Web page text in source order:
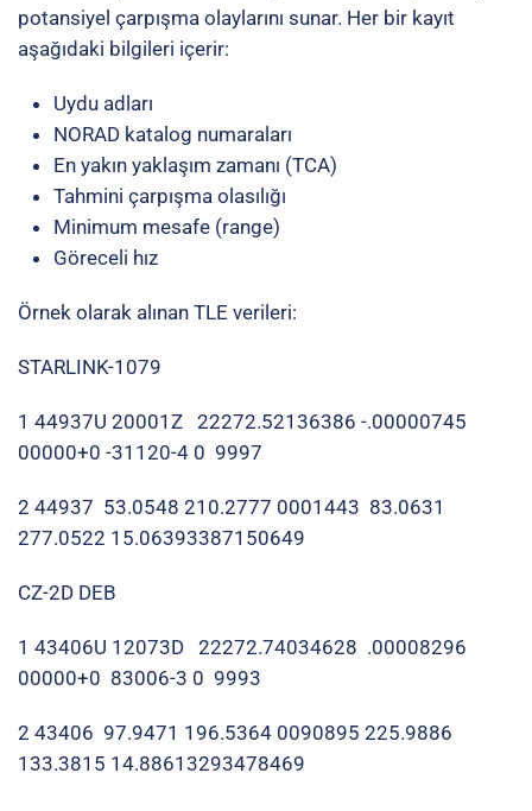
potansiyel çarpışma olaylarını sunar. Her bir kayıt
aşağıdaki bilgileri içerir:
Uydu adları
NORAD katalog numaraları
En yakın yaklaşım zamanı (TCA)
Tahmini çarpışma olasılığı
Minimum mesafe (range)
Göreceli hız
Örnek olarak alınan TLE verileri:
STARLINK-1079
1 44937U 20001Z 22272.52136386 -.00000745
00000+0 -31120-4 0 9997
2 44937 53.0548 210.2777 0001443 83.0631
277.0522 15.06393387150649
CZ-2D DEB
1 43406U 12073D 22272.74034628 .00008296
00000+0 83006-3 0 9993
2 43406 97.9471 196.5364 0090895 225.9886
133.3815 14.88613293478469